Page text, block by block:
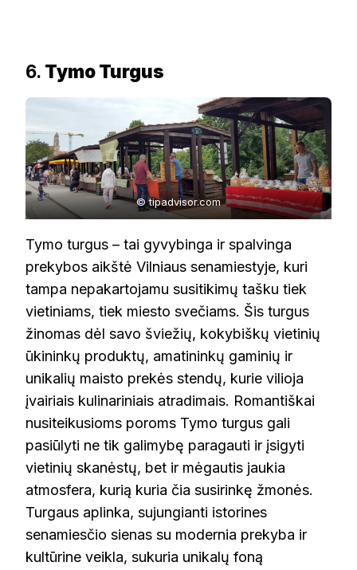
6. Tymo Turgus
© tipadvisor.com
Tymo turgus – tai gyvybinga ir spalvinga
prekybos aikštė Vilniaus senamiestyje, kuri
tampa nepakartojamu susitikimų tašku tiek
vietiniams, tiek miesto svečiams. Šis turgus
žinomas dėl savo šviežių, kokybiškų vietinių
ūkininkų produktų, amatininkų gaminių ir
unikalių maisto prekės stendų, kurie vilioja
įvairiais kulinariniais atradimais. Romantiškai
nusiteikusioms poroms Tymo turgus gali
pasiūlyti ne tik galimybę paragauti ir įsigyti
vietinių skanėstų, bet ir mėgautis jaukia
atmosfera, kurią kuria čia susirinkę žmonės.
Turgaus aplinka, sujungianti istorines
senamiesčio sienas su modernia prekyba ir
kultūrine veikla, sukuria unikalų foną